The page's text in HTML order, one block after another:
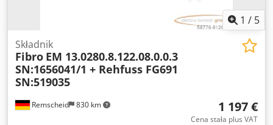
1 / 5
Remscheid 830 km
Składnik
Fibro EM 13.0280.8.122.08.0.0.3
SN:1656041/1 + Rehfuss FG691
SN:519035
1 197 €
Cena stała plus VAT